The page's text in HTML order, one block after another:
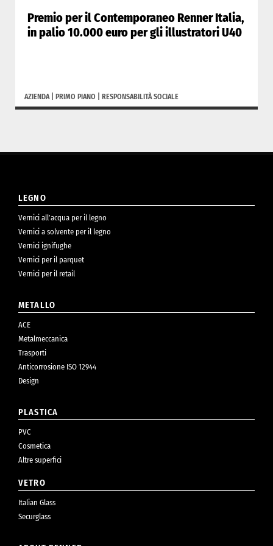
Premio per il Contemporaneo Renner Italia,
in palio 10.000 euro per gli illustratori U40
AZIENDA| PRIMO PIANO RESPONSABILITÀ SOCIALE
LEGNO
Vernici all’acqua per il legno
Vernici a solvente per il legno
Vernici ignifughe
Vernici per il parquet
Vernici per il retail
METALLO
ACE
Metalmeccanica
Trasporti
Anticorrosione ISO 12944
Design
PLASTICA
PVC
Cosmetica
Altre superfici
VETRO
Italian Glass
Securglass